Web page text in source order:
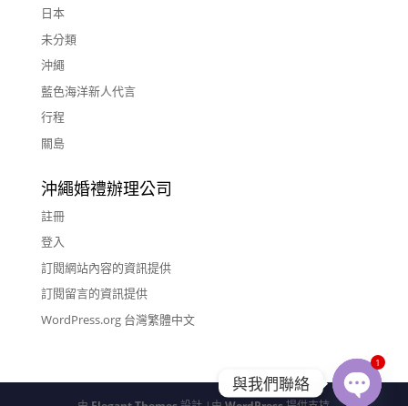
日本
未分類
沖繩
藍色海洋新人代言
行程
關島
沖繩婚禮辦理公司
註冊
登入
訂閱網站內容的資訊提供
訂閱留言的資訊提供
WordPress.org 台灣繁體中文
與我們聯絡
1